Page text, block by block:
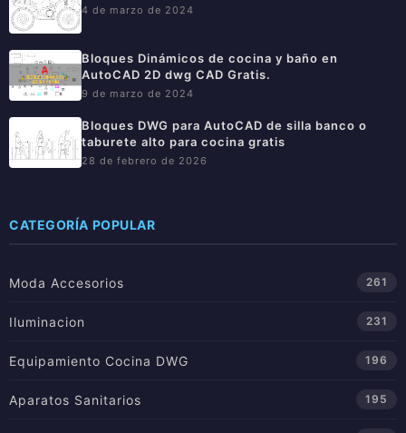
4 de marzo de 2024
Bloques Dinámicos de cocina y baño en
AutoCAD 2D dwg CAD Gratis.
9 de marzo de 2024
Bloques DWG para AutoCAD de silla banco o
taburete alto para cocina gratis
28 de febrero de 2026
CATEGORÍA POPULAR
Moda Accesorios 261
Iluminacion 231
Equipamiento Cocina DWG 196
Aparatos Sanitarios 195